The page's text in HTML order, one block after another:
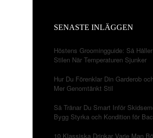
SENASTE INLÄGGEN
Höstens Groomingguide: Så
Stilen När Temperaturen Sjunker
Hur Du Förenklar Din Garderob
Mer Genomtänkt Stil
Så Tränar Du Smart Inför
Bygg Styrka och Kondition för
10 Klassiska Drinkar Varje Man